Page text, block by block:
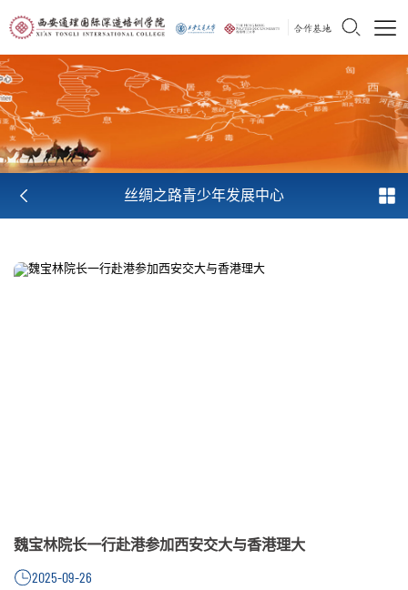
丝绸之路青少年发展中心
魏宝林院长一行赴港参加西安交大与香港理大
2025-09-26